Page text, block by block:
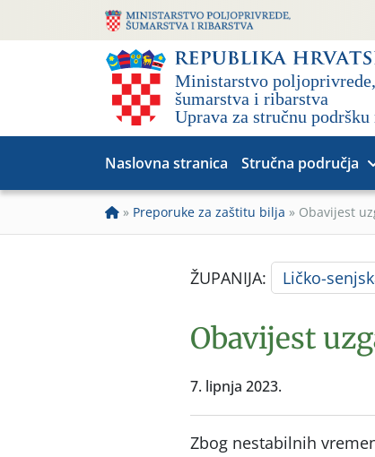
Naslovna stranica Stručna područja
» Preporuke za zaštitu bilja » Obavijest
ŽUPANIJA: Ličko-
Obavijest
7. lipnja 2023.
Zbog nestabilnih